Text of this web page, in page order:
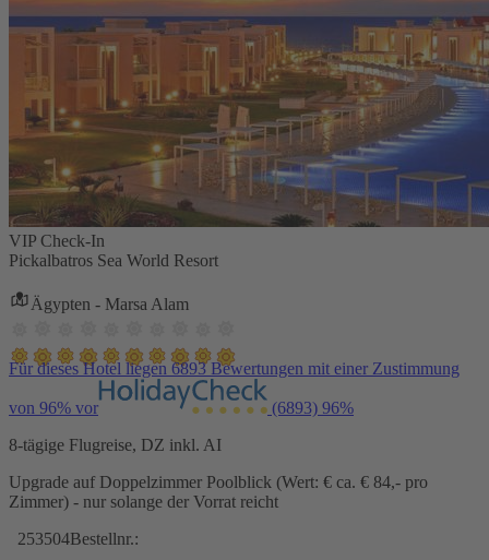
VIP Check-In
Pickalbatros Sea World Resort
Ägypten - Marsa Alam
Für dieses Hotel liegen 6893 Bewertungen mit einer Zustimmung
von 96% vor (6893) 96%
8-tägige Flugreise, DZ inkl. AI
Upgrade auf Doppelzimmer Poolblick (Wert: € ca. € 84,- pro
Zimmer) - nur solange der Vorrat reicht
253504Bestellnr.: